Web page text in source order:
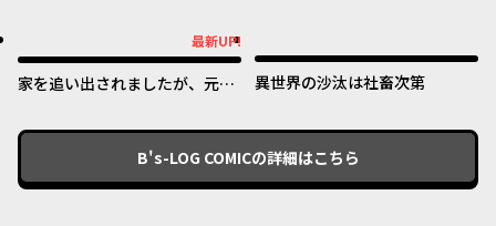
最新UP!
家を追い出されましたが、元気
法と前世知識で快適便利なセカ
異世界の沙汰は社畜次第
B's-LOG COMICの詳細はこちら